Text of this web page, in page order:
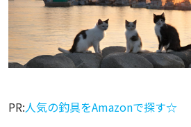
PR:人気の釣具をAmazonで探す☆